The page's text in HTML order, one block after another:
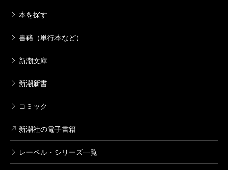
ちされた動機であることが分かるはずだ。まさに「夢
を他人と共有できる」という特殊設定があるからこそ
描ける、前代未聞のホワイダニットがこの作品の核を
近年、若手作家を中心に特殊設定を用いたミステリ
ルとしては既に飽和状態にあり、新味のある作品を出
すのが難しい状況でもあるのだ。そのような中で奇抜
なホワイダニットの創出に力点を置き、特殊設定もの
に新たな局面を切り開こうとする結城真一郎の姿勢に
本を探す
書籍（単行本など）
新潮文庫
新潮新書
コミック
新潮社の電子書籍
レーベル・シリーズ一覧